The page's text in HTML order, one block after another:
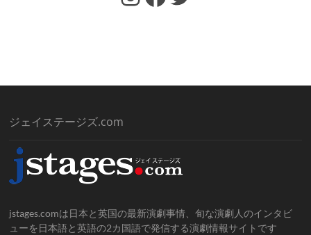
ジェイステージズ.com
jstages.comは日本と英国の最新演劇事情、旬な演劇人のインタビ
ューを日本語と英語の2カ国語で発信する演劇情報サイトです